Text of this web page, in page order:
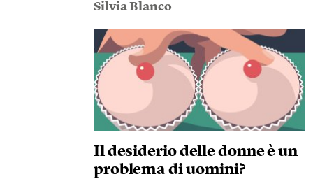
Silvia Blanco
Il desiderio delle donne è un
problema di uomini?